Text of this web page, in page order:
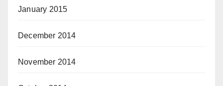
January 2015
December 2014
November 2014